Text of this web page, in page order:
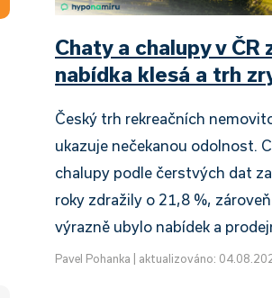
Chaty a chalupy v ČR
nabídka klesá a trh
Český trh rekreačních
ukazuje nečekanou odolnost.
chalupy podle čerstvých dat
roky zdražily o 21,8 %,
výrazně ubylo nabídek a
Pavel Pohanka aktualizováno: